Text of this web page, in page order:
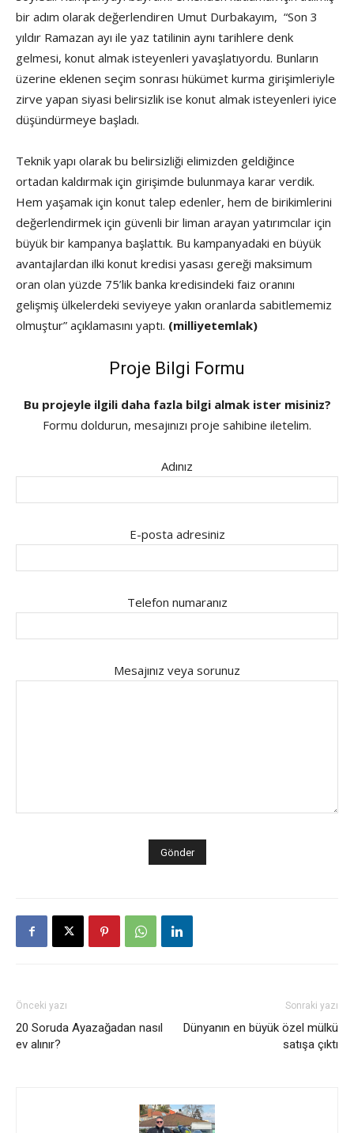
bir adım olarak değerlendiren Umut Durbakayım, “Son 3
yıldır Ramazan ayı ile yaz tatilinin aynı tarihlere denk
gelmesi, konut almak isteyenleri yavaşlatıyordu. Bunların
üzerine eklenen seçim sonrası hükümet kurma girişimleriyle
zirve yapan siyasi belirsizlik ise konut almak isteyenleri iyice
düşündürmeye başladı.
Teknik yapı olarak bu belirsizliği elimizden geldiğince
ortadan kaldırmak için girişimde bulunmaya karar verdik.
Hem yaşamak için konut talep edenler, hem de birikimlerini
değerlendirmek için güvenli bir liman arayan yatırımcılar için
büyük bir kampanya başlattık. Bu kampanyadaki en büyük
avantajlardan ilki konut kredisi yasası gereği maksimum
oran olan yüzde 75’lik banka kredisindeki faiz oranını
gelişmiş ülkelerdeki seviyeye yakın oranlarda sabitlememiz
olmuştur” açıklamasını yaptı. (milliyetemlak)
Proje Bilgi Formu
Bu projeyle ilgili daha fazla bilgi almak ister misiniz?
Formu doldurun, mesajınızı proje sahibine iletelim.
Adınız
E-posta adresiniz
Telefon numaranız
Mesajınız veya sorunuz
Önceki yazı
20 Soruda Ayazağadan nasıl
ev alınır?
Sonraki yazı
Dünyanın en büyük özel mülkü
satışa çıktı